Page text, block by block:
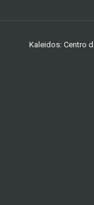
Kaleidos: Centro